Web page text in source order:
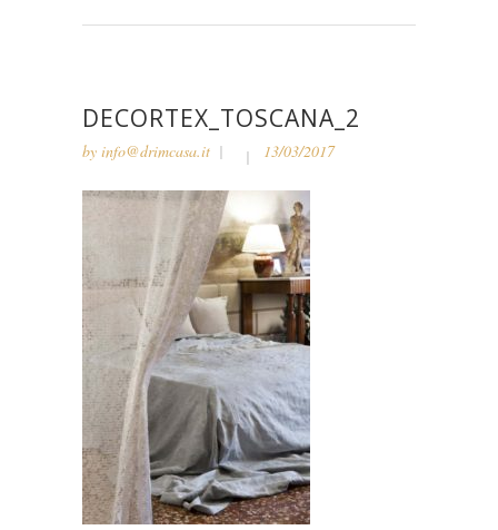
DECORTEX_TOSCANA_2
by info@drimcasa.it 13/03/2017